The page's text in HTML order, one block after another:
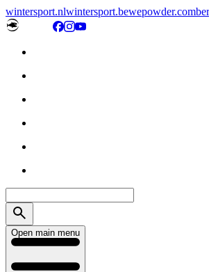
wintersport.nlwintersport.bewepowder.com
Open main menu